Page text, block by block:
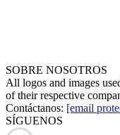
SOBRE NOSOTROS
All logos and images
of their respective
Contáctanos: [email
SÍGUENOS